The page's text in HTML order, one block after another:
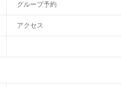
グループ予約
アクセス